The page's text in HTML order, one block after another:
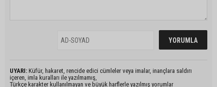
UYARI: Küfür, hakaret, rencide edici cümleler veya imalar, inançlara saldırı
içeren, imla kuralları ile yazılmamış,
Türkçe karakter kullanılmayan ve büyük harflerle yazılmış yorumlar